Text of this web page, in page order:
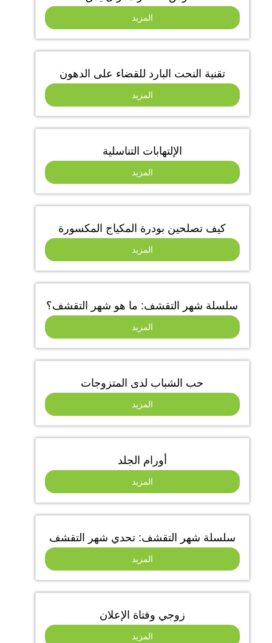
المزيد
تقنية النحت البارد للقضاء على الدهون
المزيد
الإلتهابات التناسلية
المزيد
كيف تصلحين بودرة المكياج المكسورة
المزيد
سلسلة شهر التقشف: ما هو شهر التقشف؟
المزيد
حب الشباب لدى المتزوجات
المزيد
أورام الجلد
المزيد
سلسلة شهر التقشف: تحدي شهر التقشف
المزيد
زوجي وفتاة الإعلان
المزيد